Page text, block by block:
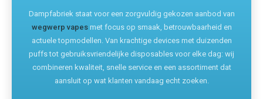
Dampfabriek staat voor een zorgvuldig gekozen aanbod van
wegwerp vapesmet focus op smaak, betrouwbaarheid en
actuele topmodellen. Van krachtige devices met duizenden
puffs tot gebruiksvriendelijke disposables voor elke dag: wij
combineren kwaliteit, snelle service en een assortiment dat
aansluit op wat klanten vandaag echt zoeken.